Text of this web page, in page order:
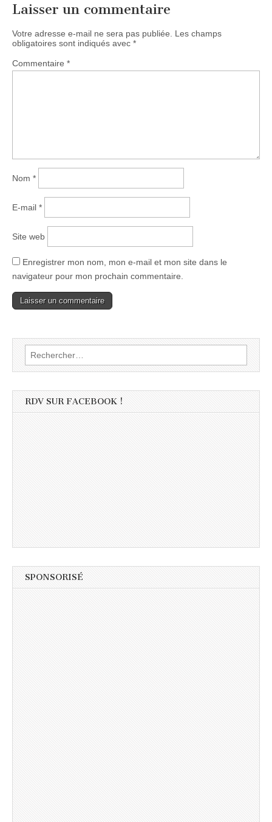
Laisser un commentaire
Votre adresse e-mail ne sera pas publiée. Les champs
obligatoires sont indiqués avec *
Commentaire *
Nom *
E-mail *
Site web
Enregistrer mon nom, mon e-mail et mon site dans le
navigateur pour mon prochain commentaire.
Rechercher :
RDV SUR FACEBOOK !
SPONSORISÉ